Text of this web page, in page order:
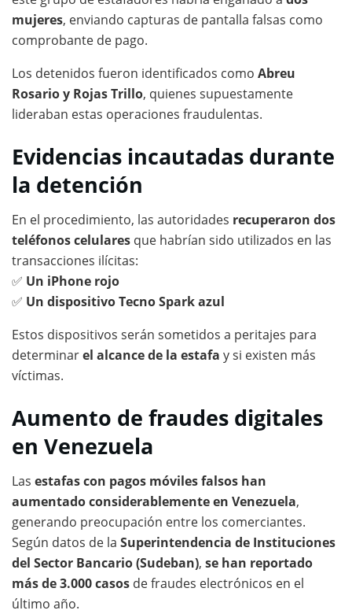
mujeres, enviando capturas de pantalla falsas como
comprobante de pago.
Los detenidos fueron identificados como Abreu
Rosario y Rojas Trillo, quienes supuestamente
lideraban estas operaciones fraudulentas.
Evidencias incautadas durante
la detención
En el procedimiento, las autoridades recuperaron dos
teléfonos celulares que habrían sido utilizados en las
transacciones ilícitas:
✅ Un iPhone rojo
✅ Un dispositivo Tecno Spark azul
Estos dispositivos serán sometidos a peritajes para
determinarel alcance de la estafa y si existen más
víctimas.
Aumento de fraudes digitales
en Venezuela
Las estafas con pagos móviles falsos han
aumentado considerablemente en Venezuela,
generando preocupación entre los comerciantes.
Según datos de la Superintendencia de Instituciones
del Sector Bancario (Sudeban), se han reportado
más de 3.000 casos de fraudes electrónicos en el
último año.